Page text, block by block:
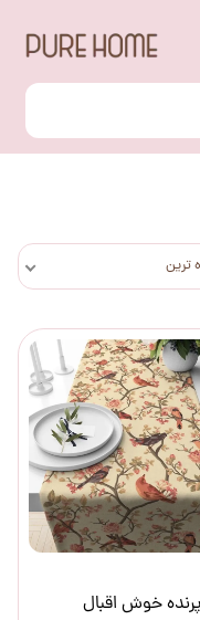
ترین
پرنده خوش اقبال